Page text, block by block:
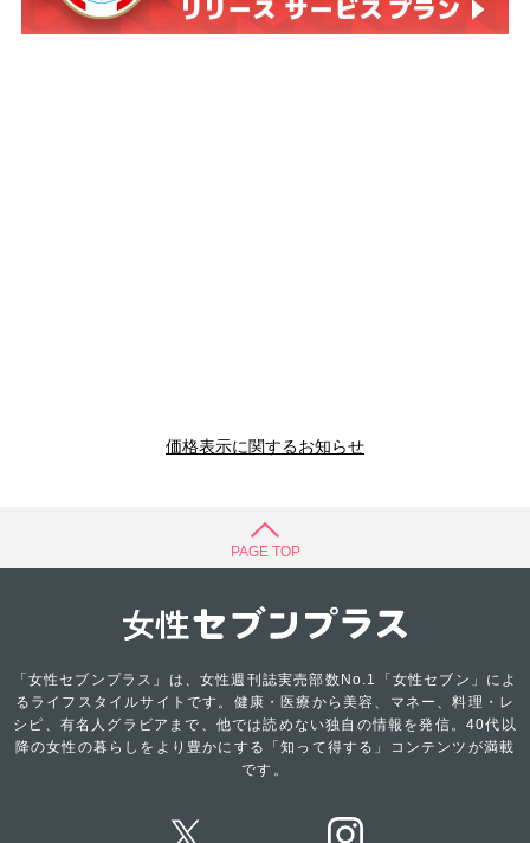
価格表示に関するお知らせ
PAGE TOP
「女性セブンプラス」は、女性週刊誌実売部数No.1「女性セブン」によ
るライフスタイルサイトです。健康・医療から美容、マネー、料理・レ
シピ、有名人グラビアまで、他では読めない独自の情報を発信。40代以
降の女性の暮らしをより豊かにする「知って得する」コンテンツが満載
です。